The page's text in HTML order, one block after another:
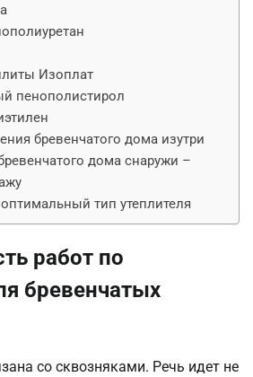
Изоплат
пенополистирол
бревенчатого дома изутри
дома снаружи –
тип утеплителя
работ по
бревенчатых
со сквозняками. Речь идет не